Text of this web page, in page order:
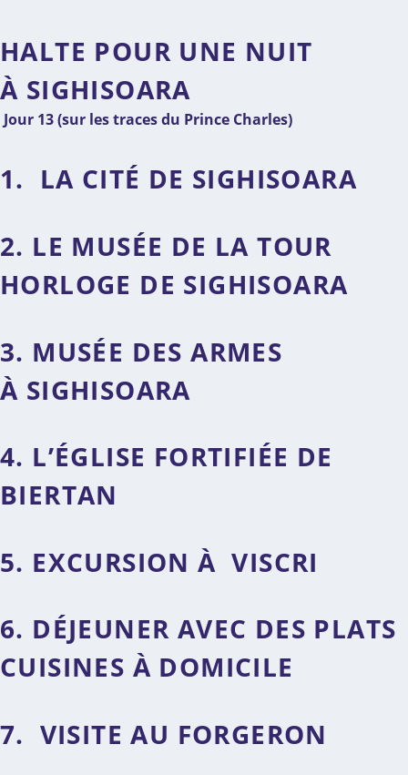
HALTE POUR UNE NUIT
À SIGHISOARA
Jour 13 (sur les traces du Prince Charles)
1. LA CITÉ DE SIGHISOARA
2. LE MUSÉE DE LA TOUR
HORLOGE DE SIGHISOARA
3. MUSÉE DES ARMES
À SIGHISOARA
4. L’ÉGLISE FORTIFIÉE DE
BIERTAN
5. EXCURSION À VISCRI
6. DÉJEUNER AVEC DES PLATS
CUISINES À DOMICILE
7. VISITE AU FORGERON